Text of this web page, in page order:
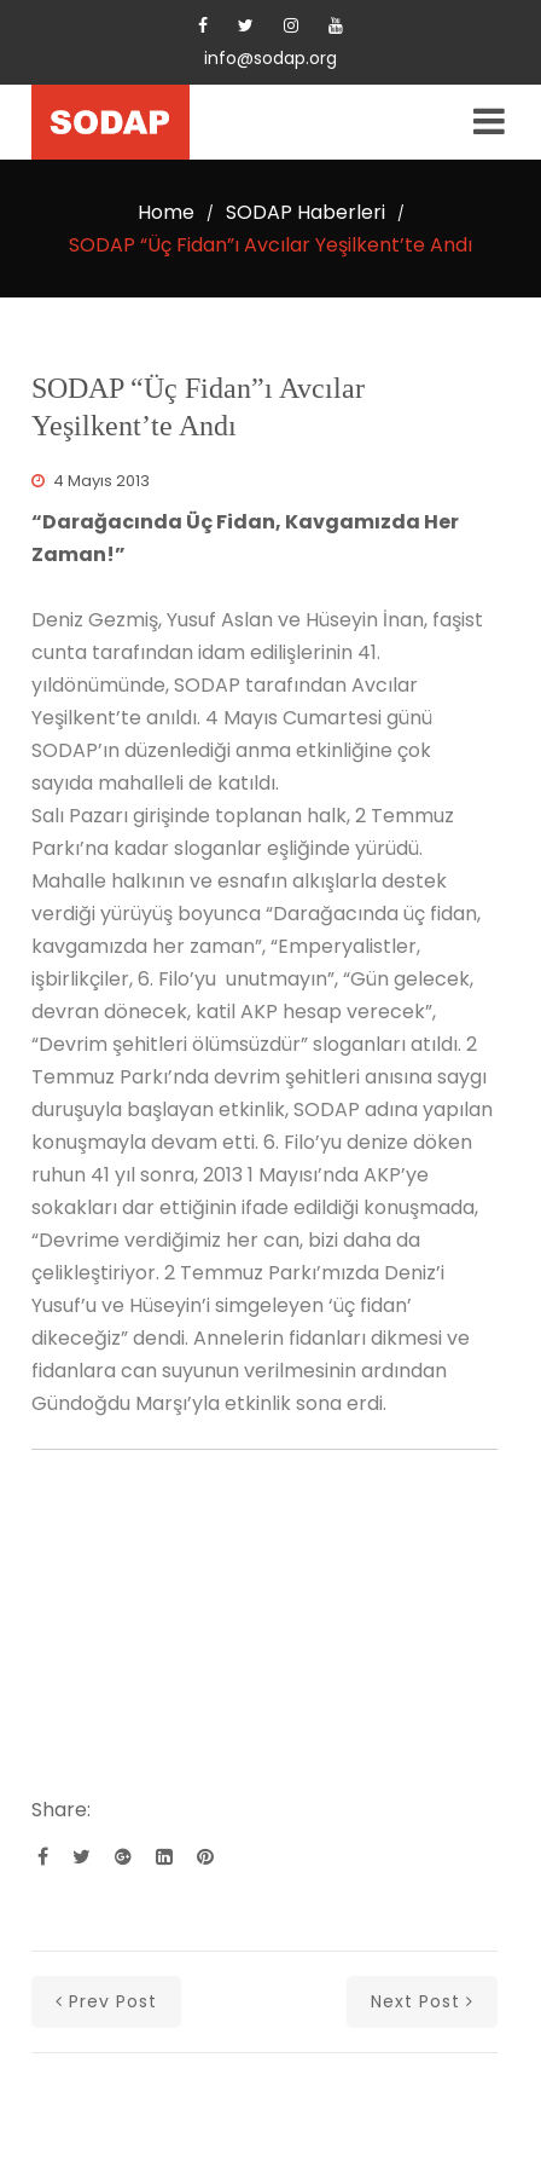
info@sodap.org
Home / SODAP Haberleri /
SODAP “Üç Fidan”ı Avcılar Yeşilkent’te Andı
SODAP “Üç Fidan”ı Avcılar
Yeşilkent’te Andı
4 Mayıs 2013
“Darağacında Üç Fidan, Kavgamızda Her
Zaman!”
Deniz Gezmiş, Yusuf Aslan ve Hüseyin İnan, faşist
cunta tarafından idam edilişlerinin 41.
yıldönümünde, SODAP tarafından Avcılar
Yeşilkent’te anıldı. 4 Mayıs Cumartesi günü
SODAP’ın düzenlediği anma etkinliğine çok
sayıda mahalleli de katıldı.
Salı Pazarı girişinde toplanan halk, 2 Temmuz
Parkı’na kadar sloganlar eşliğinde yürüdü.
Mahalle halkının ve esnafın alkışlarla destek
verdiği yürüyüş boyunca “Darağacında üç fidan,
kavgamızda her zaman”, “Emperyalistler,
işbirlikçiler, 6. Filo’yu unutmayın”, “Gün gelecek,
devran dönecek, katil AKP hesap verecek”,
“Devrim şehitleri ölümsüzdür” sloganları atıldı. 2
Temmuz Parkı’nda devrim şehitleri anısına saygı
duruşuyla başlayan etkinlik, SODAP adına yapılan
konuşmayla devam etti. 6. Filo’yu denize döken
ruhun 41 yıl sonra, 2013 1 Mayısı’nda AKP’ye
sokakları dar ettiğinin ifade edildiği konuşmada,
“Devrime verdiğimiz her can, bizi daha da
çelikleştiriyor. 2 Temmuz Parkı’mızda Deniz’i
Yusuf’u ve Hüseyin’i simgeleyen ‘üç fidan’
dikeceğiz” dendi. Annelerin fidanları dikmesi ve
fidanlara can suyunun verilmesinin ardından
Gündoğdu Marşı’yla etkinlik sona erdi.
Share:
Prev Post Next Post